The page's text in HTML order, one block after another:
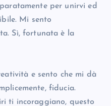
per unirvi ed
Mi sento
Sì, fortunata è la
e sento che mi dà
fiducia.
ti incoraggiano, questo